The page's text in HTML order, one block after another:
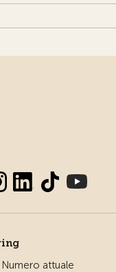
Numero attuale